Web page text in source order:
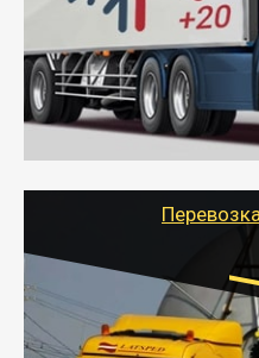
- Рефрижераторные
соблюдением
термописцем,
книжкой у водителя.
- Тайгер Логистик
скоропортящиеся
Цена за км.